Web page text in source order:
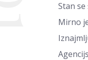
Stan
Mirno